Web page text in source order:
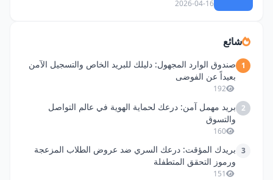
2026-04-16
شائع
1
صندوق الوارد المجهول: دليلك للبريد الخاص والتسجيل الآمن
بعيداً عن الفوضى
192
2 بريد مهمل آمن: درعك لحماية الهوية في عالم التواصل
والتسوق
160
3 بريدك المؤقت: درعك السري ضد عروض الطلاب المزعجة
ورموز التحقق المتطفلة
151